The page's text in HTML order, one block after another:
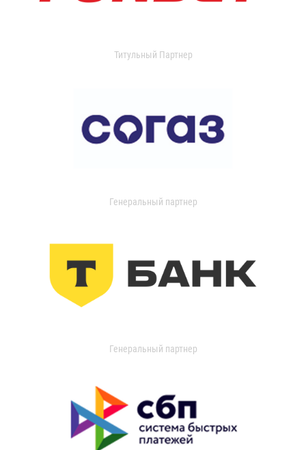
Титульный Партнер
Генеральный партнер
Генеральный партнер